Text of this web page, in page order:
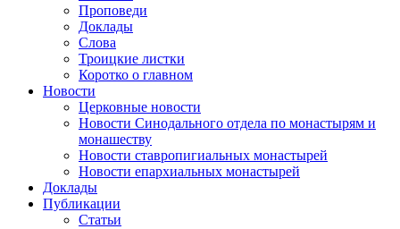
Проповеди
Доклады
Слова
Троицкие листки
Коротко о главном
Новости
Церковные новости
Новости Синодального отдела по монастырям и
монашеству
Новости ставропигиальных монастырей
Новости епархиальных монастырей
Доклады
Публикации
Статьи